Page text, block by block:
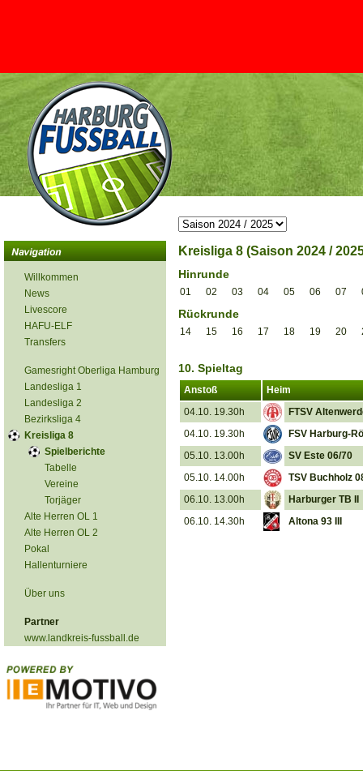
Willkommen
News
Livescore
HAFU-ELF
Transfers
Gamesright Oberliga Hamburg
Landesliga 1
Landesliga 2
Bezirksliga 4
Kreisliga 8
Spielberichte
Tabelle
Vereine
Torjäger
Alte Herren OL 1
Alte Herren OL 2
Pokal
Hallenturniere
Über uns
Partner
www.landkreis-fussball.de
Kreisliga 8 (Saison 2024 /
Hinrunde
01 02 03 04 05 06 07
Rückrunde
14 15 16 17 18 19 20
10. Spieltag
Anstoß
Heim
04.10. 19.30h
FTSV
04.10. 19.30h
FSV Harburg-
05.10. 13.00h
SV Este 06/70
05.10. 14.00h
TSV Buchholz
06.10. 13.00h
Harburger TB II
06.10. 14.30h
Altona 93 III